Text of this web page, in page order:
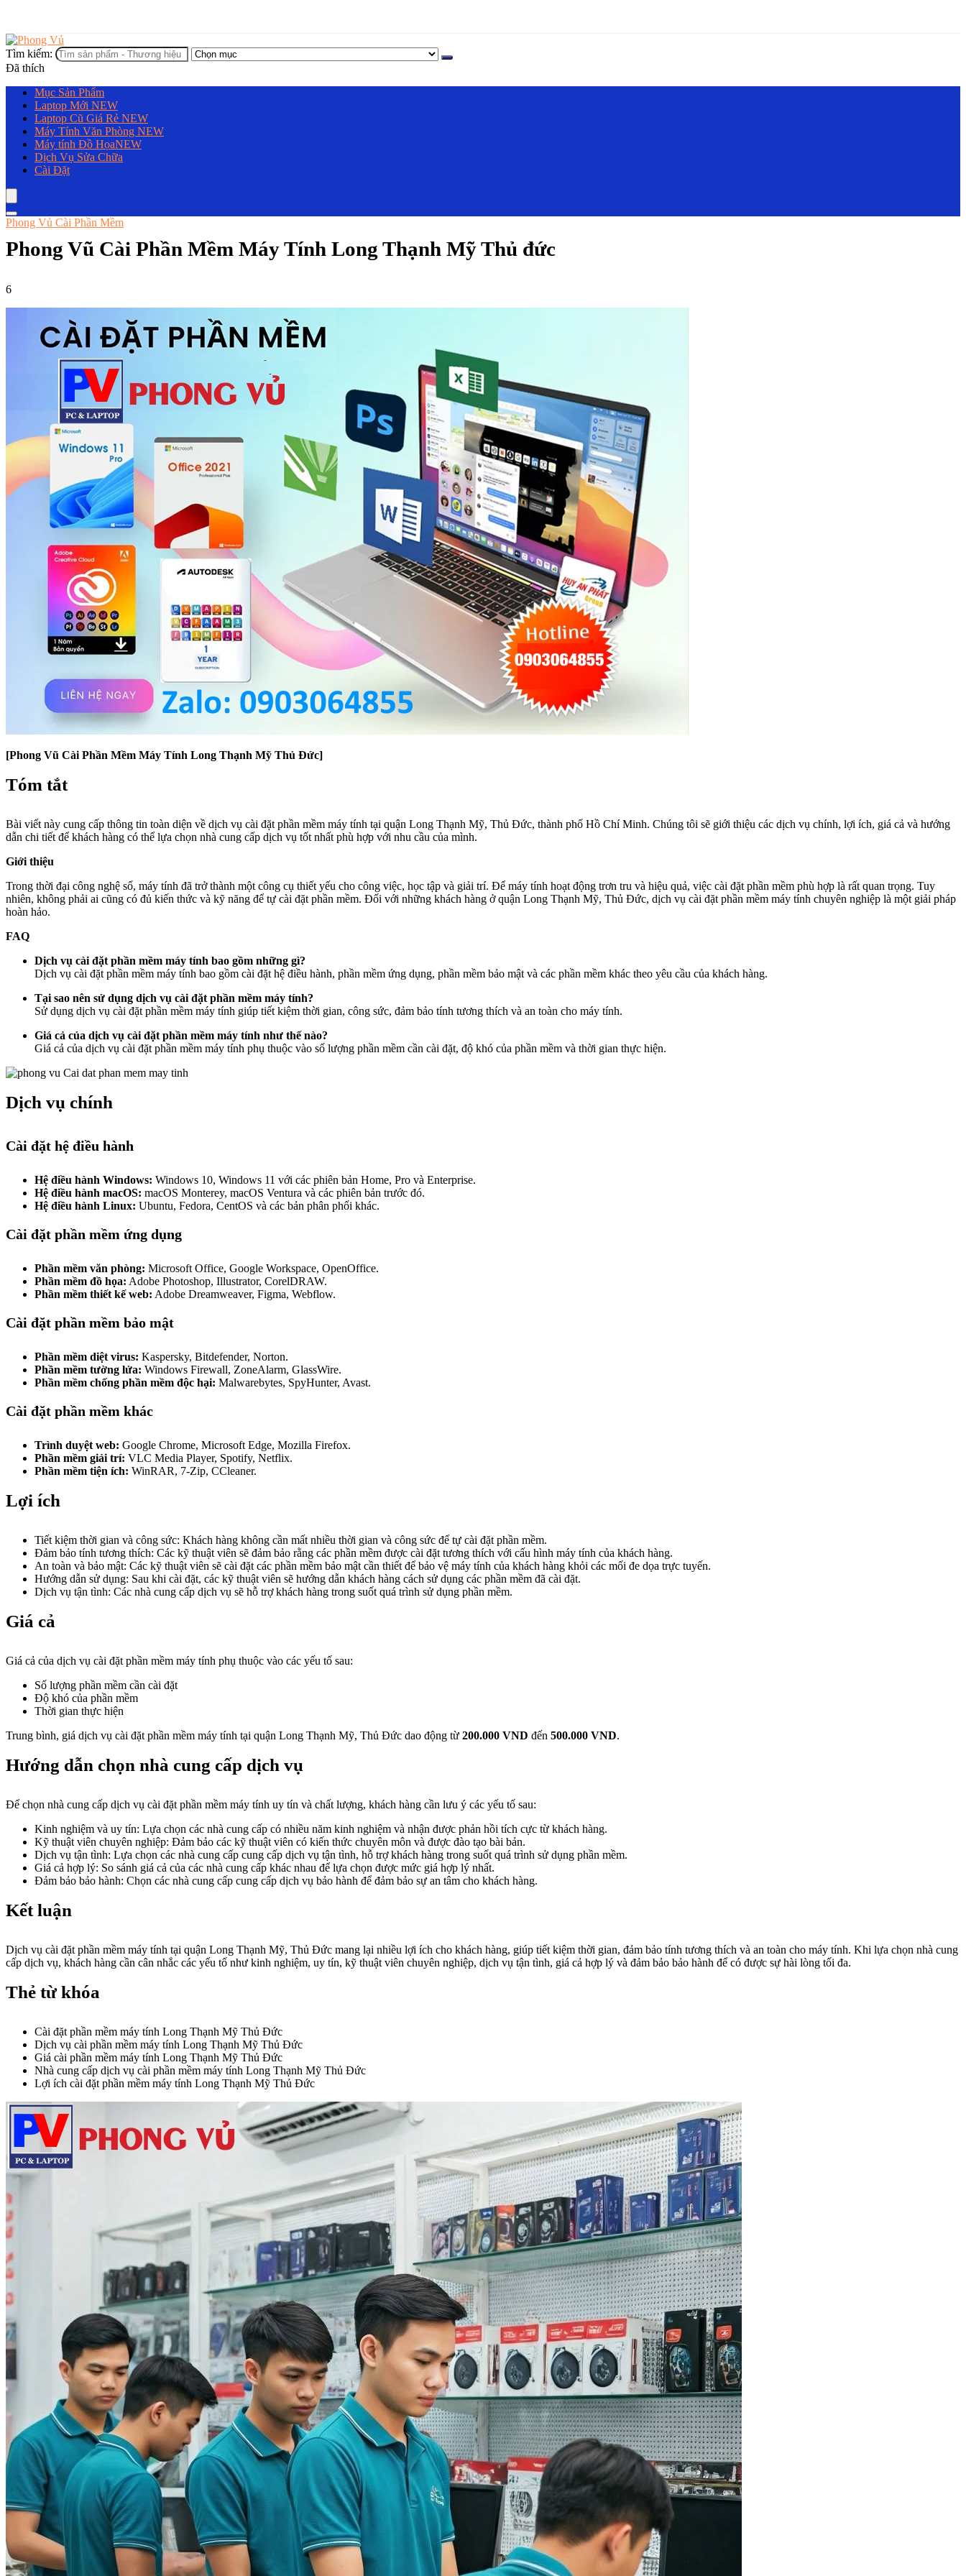
Tìm kiếm:
Đã thích
Mục Sản Phẩm
Laptop Mới NEW
Laptop Cũ Giá Rẻ NEW
Máy Tính Văn Phòng NEW
Máy tính Đồ HọaNEW
Dịch Vụ Sửa Chữa
Cài Đặt
Phong Vủ Cài Phần Mềm
Phong Vũ Cài Phần Mềm Máy Tính Long Thạnh Mỹ Thủ đức
6
[Phong Vũ Cài Phần Mềm Máy Tính Long Thạnh Mỹ Thủ Đức]
Tóm tắt
Bài viết này cung cấp thông tin toàn diện về dịch vụ cài đặt phần mềm máy tính tại quận Long Thạnh Mỹ, Thủ Đức, thành phố Hồ Chí Minh. Chúng tôi sẽ giới thiệu các dịch vụ chính, lợi ích, giá cả và hướng
dẫn chi tiết để khách hàng có thể lựa chọn nhà cung cấp dịch vụ tốt nhất phù hợp với nhu cầu của mình.
Giới thiệu
Trong thời đại công nghệ số, máy tính đã trở thành một công cụ thiết yếu cho công việc, học tập và giải trí. Để máy tính hoạt động trơn tru và hiệu quả, việc cài đặt phần mềm phù hợp là rất quan trọng. Tuy
nhiên, không phải ai cũng có đủ kiến thức và kỹ năng để tự cài đặt phần mềm. Đối với những khách hàng ở quận Long Thạnh Mỹ, Thủ Đức, dịch vụ cài đặt phần mềm máy tính chuyên nghiệp là một giải pháp
hoàn hảo.
FAQ
Dịch vụ cài đặt phần mềm máy tính bao gồm những gì?
Dịch vụ cài đặt phần mềm máy tính bao gồm cài đặt hệ điều hành, phần mềm ứng dụng, phần mềm bảo mật và các phần mềm khác theo yêu cầu của khách hàng.
Tại sao nên sử dụng dịch vụ cài đặt phần mềm máy tính?
Sử dụng dịch vụ cài đặt phần mềm máy tính giúp tiết kiệm thời gian, công sức, đảm bảo tính tương thích và an toàn cho máy tính.
Giá cả của dịch vụ cài đặt phần mềm máy tính như thế nào?
Giá cả của dịch vụ cài đặt phần mềm máy tính phụ thuộc vào số lượng phần mềm cần cài đặt, độ khó của phần mềm và thời gian thực hiện.
Dịch vụ chính
Cài đặt hệ điều hành
Hệ điều hành Windows: Windows 10, Windows 11 với các phiên bản Home, Pro và Enterprise.
Hệ điều hành macOS: macOS Monterey, macOS Ventura và các phiên bản trước đó.
Hệ điều hành Linux: Ubuntu, Fedora, CentOS và các bản phân phối khác.
Cài đặt phần mềm ứng dụng
Phần mềm văn phòng: Microsoft Office, Google Workspace, OpenOffice.
Phần mềm đồ họa: Adobe Photoshop, Illustrator, CorelDRAW.
Phần mềm thiết kế web: Adobe Dreamweaver, Figma, Webflow.
Cài đặt phần mềm bảo mật
Phần mềm diệt virus: Kaspersky, Bitdefender, Norton.
Phần mềm tường lửa: Windows Firewall, ZoneAlarm, GlassWire.
Phần mềm chống phần mềm độc hại: Malwarebytes, SpyHunter, Avast.
Cài đặt phần mềm khác
Trình duyệt web: Google Chrome, Microsoft Edge, Mozilla Firefox.
Phần mềm giải trí: VLC Media Player, Spotify, Netflix.
Phần mềm tiện ích: WinRAR, 7-Zip, CCleaner.
Lợi ích
Tiết kiệm thời gian và công sức: Khách hàng không cần mất nhiều thời gian và công sức để tự cài đặt phần mềm.
Đảm bảo tính tương thích: Các kỹ thuật viên sẽ đảm bảo rằng các phần mềm được cài đặt tương thích với cấu hình máy tính của khách hàng.
An toàn và bảo mật: Các kỹ thuật viên sẽ cài đặt các phần mềm bảo mật cần thiết để bảo vệ máy tính của khách hàng khỏi các mối đe dọa trực tuyến.
Hướng dẫn sử dụng: Sau khi cài đặt, các kỹ thuật viên sẽ hướng dẫn khách hàng cách sử dụng các phần mềm đã cài đặt.
Dịch vụ tận tình: Các nhà cung cấp dịch vụ sẽ hỗ trợ khách hàng trong suốt quá trình sử dụng phần mềm.
Giá cả
Giá cả của dịch vụ cài đặt phần mềm máy tính phụ thuộc vào các yếu tố sau:
Số lượng phần mềm cần cài đặt
Độ khó của phần mềm
Thời gian thực hiện
Trung bình, giá dịch vụ cài đặt phần mềm máy tính tại quận Long Thạnh Mỹ, Thủ Đức dao động từ 200.000 VND đến 500.000 VND.
Hướng dẫn chọn nhà cung cấp dịch vụ
Để chọn nhà cung cấp dịch vụ cài đặt phần mềm máy tính uy tín và chất lượng, khách hàng cần lưu ý các yếu tố sau:
Kinh nghiệm và uy tín: Lựa chọn các nhà cung cấp có nhiều năm kinh nghiệm và nhận được phản hồi tích cực từ khách hàng.
Kỹ thuật viên chuyên nghiệp: Đảm bảo các kỹ thuật viên có kiến thức chuyên môn và được đào tạo bài bản.
Dịch vụ tận tình: Lựa chọn các nhà cung cấp cung cấp dịch vụ tận tình, hỗ trợ khách hàng trong suốt quá trình sử dụng phần mềm.
Giá cả hợp lý: So sánh giá cả của các nhà cung cấp khác nhau để lựa chọn được mức giá hợp lý nhất.
Đảm bảo bảo hành: Chọn các nhà cung cấp cung cấp dịch vụ bảo hành để đảm bảo sự an tâm cho khách hàng.
Kết luận
Dịch vụ cài đặt phần mềm máy tính tại quận Long Thạnh Mỹ, Thủ Đức mang lại nhiều lợi ích cho khách hàng, giúp tiết kiệm thời gian, đảm bảo tính tương thích và an toàn cho máy tính. Khi lựa chọn nhà cung
cấp dịch vụ, khách hàng cần cân nhắc các yếu tố như kinh nghiệm, uy tín, kỹ thuật viên chuyên nghiệp, dịch vụ tận tình, giá cả hợp lý và đảm bảo bảo hành để có được sự hài lòng tối đa.
Thẻ từ khóa
Cài đặt phần mềm máy tính Long Thạnh Mỹ Thủ Đức
Dịch vụ cài phần mềm máy tính Long Thạnh Mỹ Thủ Đức
Giá cài phần mềm máy tính Long Thạnh Mỹ Thủ Đức
Nhà cung cấp dịch vụ cài phần mềm máy tính Long Thạnh Mỹ Thủ Đức
Lợi ích cài đặt phần mềm máy tính Long Thạnh Mỹ Thủ Đức